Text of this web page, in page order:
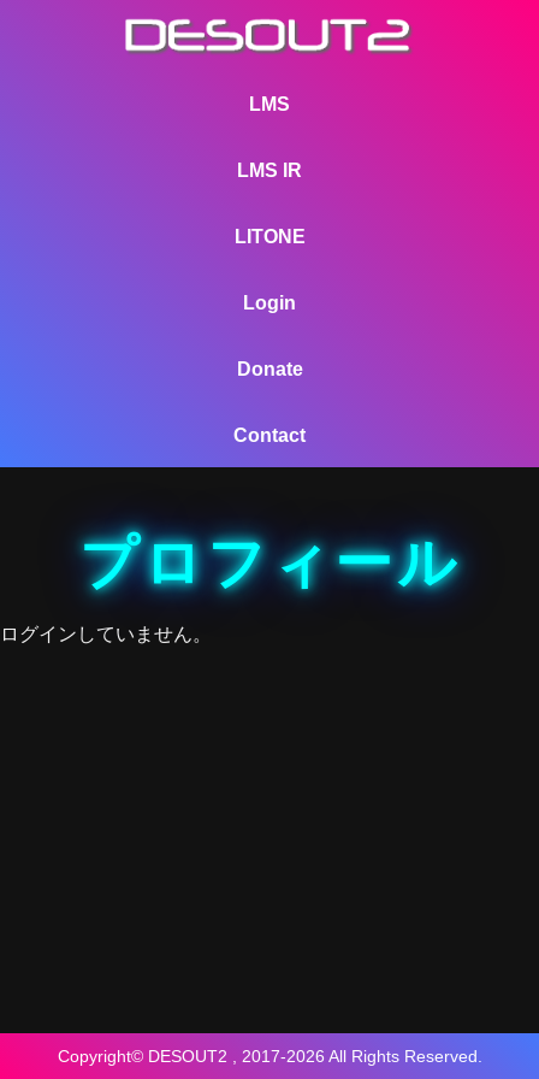
LMS
LMS IR
LITONE
Login
Donate
Contact
プロフィール
ログインしていません。
Copyright© DESOUT2 , 2017-2026 All Rights Reserved.